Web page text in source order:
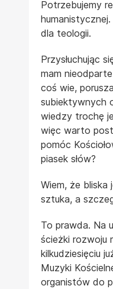
Potrzebujemy
humanistycznej.
dla teologii.
Przysłuchując
mam
coś wie,
subiektywnych
wiedzy trochę
więc warto
pomóc
piasek słów?
Wiem, że bliska
sztuka, a
To prawda. Na
ścieżki rozwoju
kilkudziesięciu
Muzyki
organistów do